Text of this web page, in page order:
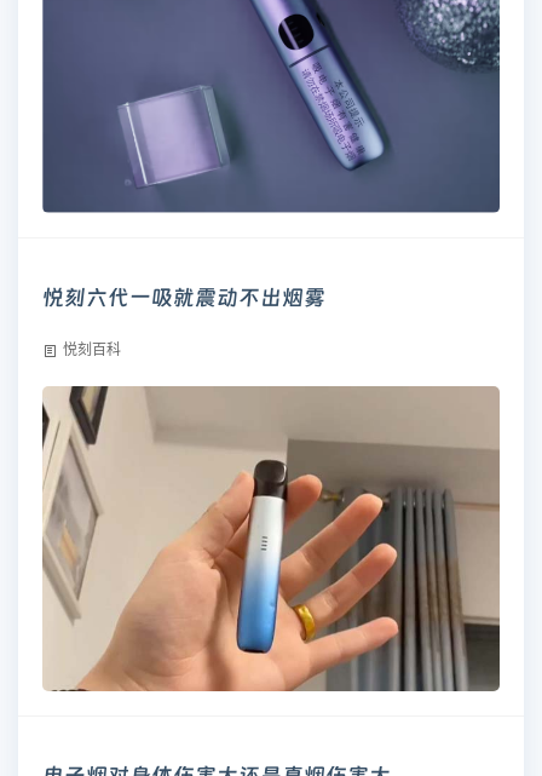
悦刻六代一吸就震动不出烟雾
悦刻百科